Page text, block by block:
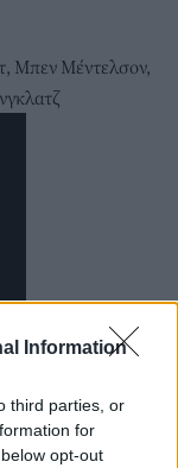
Information
third parties, or
for
opt-out
Μπεν Μέντελσον,
’90 λήστεψε
σε ένα
έρωτα στο